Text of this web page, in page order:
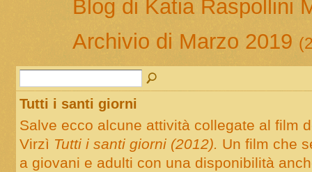
Blog di Katia Raspollini
Archivio di Marzo 2019
Tutti i santi giorni
Salve ecco alcune attività collegate al film
Virzì Tutti i santi giorni (2012). Un film che
a giovani e adulti con una disponibilità